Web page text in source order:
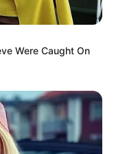
Were Caught On